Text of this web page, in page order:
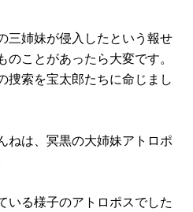
三姉妹が侵入したという報せ
ことがあったら大変です。
捜索を宝太郎たちに命じまし
ねは、冥黒の大姉妹アトロポ
いる様子のアトロポスでした